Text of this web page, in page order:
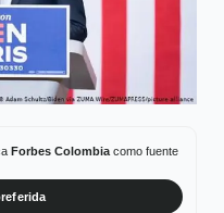
Forbes Colombiacomo fuente